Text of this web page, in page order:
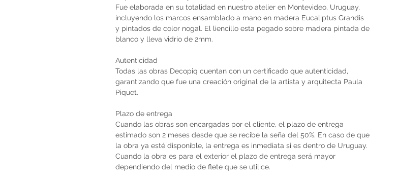
Fue elaborada en su totalidad en nuestro atelier en Montevideo, Uruguay,
incluyendo los marcos ensamblado a mano en madera Eucaliptus Grandis
y pintados de color nogal. El liencillo esta pegado sobre madera pintada de
blanco y lleva vidrio de 2mm.
Autenticidad
Todas las obras Decopiq cuentan con un certificado que autenticidad,
garantizando que fue una creación original de la artista y arquitecta Paula
Piquet.
Plazo de entrega
Cuando las obras son encargadas por el cliente, el plazo de entrega
estimado son 2 meses desde que se recibe la seña del 50%. En caso de que
la obra ya esté disponible, la entrega es inmediata si es dentro de Uruguay.
Cuando la obra es para el exterior el plazo de entrega será mayor
dependiendo del medio de flete que se utilice.